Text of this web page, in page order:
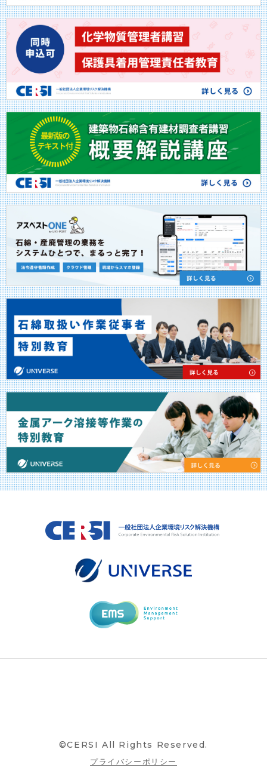
©CERSI All Rights Reserved.
プライバシーポリシー